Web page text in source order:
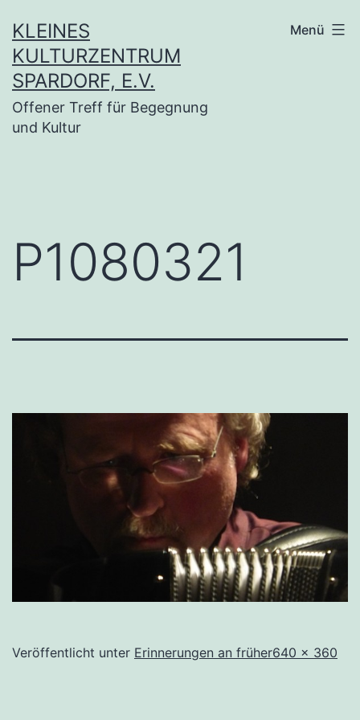
Inhalt
springen
KLEINES
KULTURZENTRUM
SPARDORF, E.V.
Offener Treff für Begegnung
und Kultur
Menü
P1080321
Veröffentlicht unter Erinnerungen an früherOriginalgröße
640 × 360